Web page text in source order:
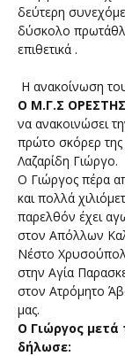
δεύτερη
δύσκολο
επιθετικά .
Η ανακοίνωση
Ο Μ.Γ.Σ
να ανακοινώσει
πρώτο σκόρερ της
Λαζαρίδη Γιώργο.
Ο Γιώργος πέρα
και πολλά
παρελθόν έχει
στον Απόλλων
Νέστο
στην Αγία
στον Ατρόμητο
μας.
Ο Γιώργος
δήλωσε: